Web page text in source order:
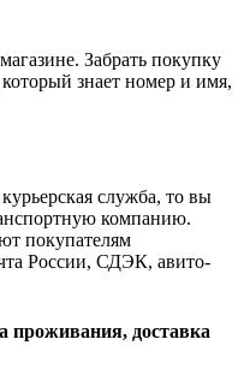
Забрать покупку
знает номер и имя,
служба, то вы
компанию.
покупателям
России, СДЭК, авито-
проживания, доставка